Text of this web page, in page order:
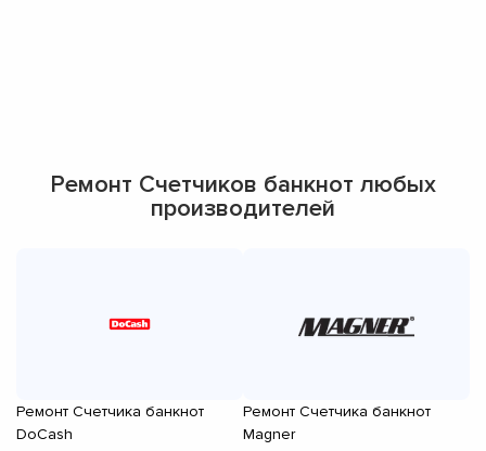
Ремонт Счетчиков банкнот любых
производителей
Ремонт Счетчика банкнот
DoCash
Ремонт Счетчика банкнот
Magner